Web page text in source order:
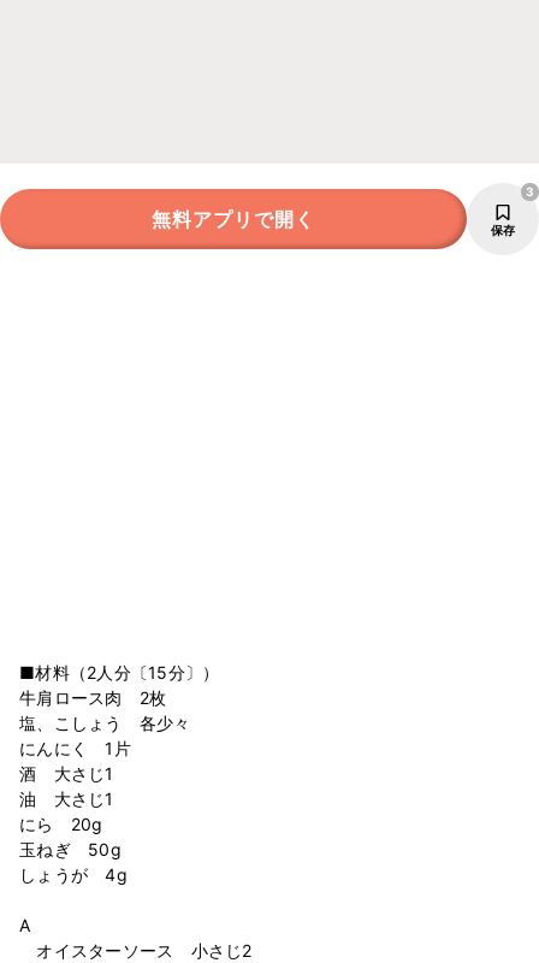
無料アプリで開く 保存
3
■材料（2人分〔15分〕）
牛肩ロース肉 2枚
塩、こしょう 各少々
にんにく 1片
酒 大さじ1
油 大さじ1
にら 20g
玉ねぎ 50g
しょうが 4g
A
オイスターソース 小さじ2